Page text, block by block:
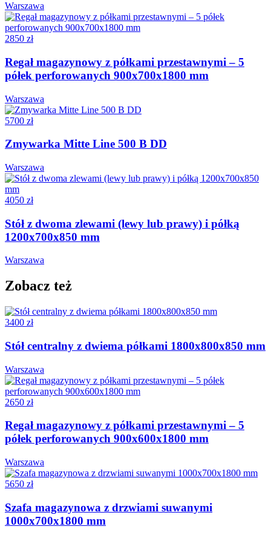
Warszawa
2850 zł
Regał magazynowy z półkami przestawnymi – 5
półek perforowanych 900x700x1800 mm
Warszawa
5700 zł
Zmywarka Mitte Line 500 B DD
Warszawa
4050 zł
Stół z dwoma zlewami (lewy lub prawy) i półką
1200x700x850 mm
Warszawa
Zobacz też
3400 zł
Stół centralny z dwiema półkami 1800x800x850 mm
Warszawa
2650 zł
Regał magazynowy z półkami przestawnymi – 5
półek perforowanych 900x600x1800 mm
Warszawa
5650 zł
Szafa magazynowa z drzwiami suwanymi
1000x700x1800 mm